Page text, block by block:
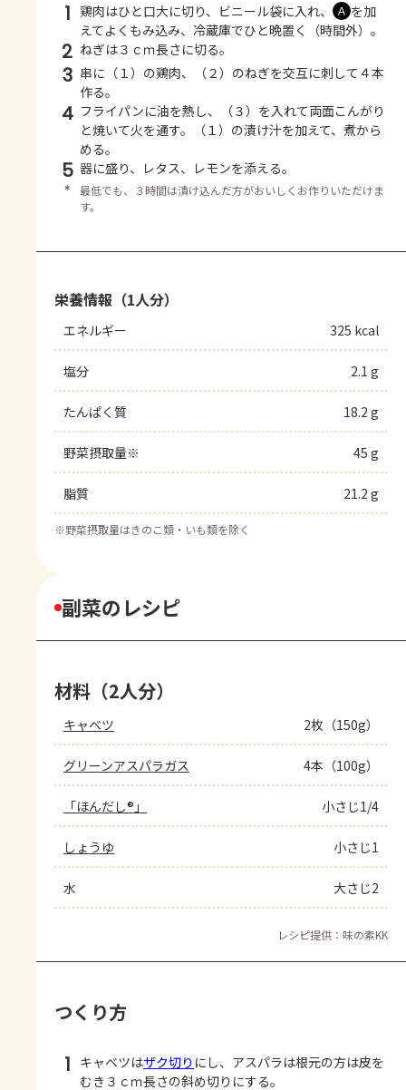
1 鶏肉はひと口大に切り、ビニール袋に入れ、 Ａ を加
えてよくもみ込み、冷蔵庫でひと晩置く（時間外）。
2 ねぎは３ｃｍ長さに切る。
3 串に（１）の鶏肉、（２）のねぎを交互に刺して４本
作る。
4 フライパンに油を熱し、（３）を入れて両面こんがり
と焼いて火を通す。（１）の漬け汁を加えて、煮から
める。
5 器に盛り、レタス、レモンを添える。
＊
最低でも、３時間は漬け込んだ方がおいしくお作りいただけま
す。
栄養情報（1人分）
エネルギー 325 kcal
塩分 2.1 g
たんぱく質 18.2 g
野菜摂取量※ 45 g
脂質 21.2 g
※野菜摂取量はきのこ類・いも類を除く
副菜のレシピ
材料（2人分）
キャベツ 2枚（150g）
グリーンアスパラガス 4本（100g）
「ほんだし®」 小さじ1/4
しょうゆ 小さじ1
水 大さじ2
レシピ提供：味の素KK
つくり方
1 キャベツはザク切り にし、アスパラは根元の方は皮を
むき３ｃｍ長さの斜め切りにする。